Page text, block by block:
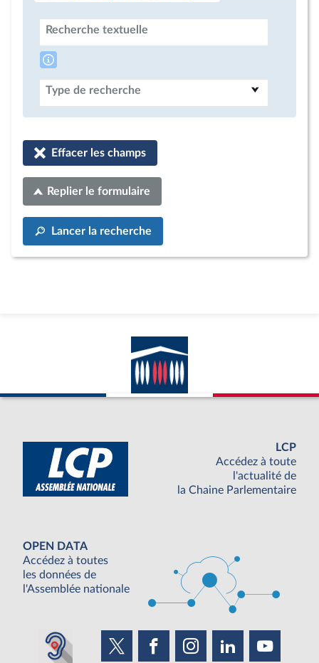
Recherche textuelle
Type de recherche
Effacer les champs
Replier le formulaire
Lancer la recherche
LCP
Accédez à toute
l'actualité de
la Chaine Parlementaire
OPEN DATA
Accédez à toutes
les données de
l'Assemblée nationale